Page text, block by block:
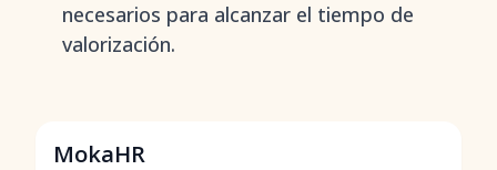
necesarios para alcanzar el tiempo de
valorización.
MokaHR